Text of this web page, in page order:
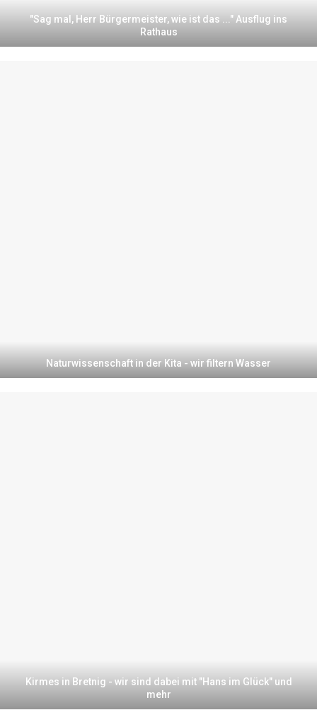
"Sag mal, Herr Bürgermeister, wie ist das ..." Ausflug ins
Rathaus
Naturwissenschaft in der Kita - wir filtern Wasser
Kirmes in Bretnig - wir sind dabei mit "Hans im Glück" und
mehr